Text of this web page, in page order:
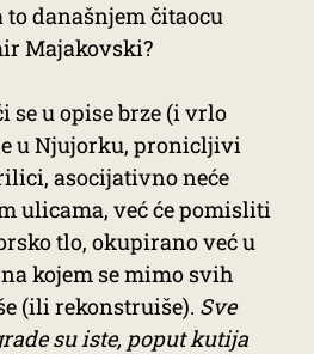
to današnjem čitaocu
Majakovski?
se u opise brze (i vrlo
u Njujorku, pronicljivi
asocijativno neće
ulicama, već će pomisliti
tlo, okupirano već u
kojem se mimo svih
(ili rekonstruiše). Sve
su iste, poput kutija